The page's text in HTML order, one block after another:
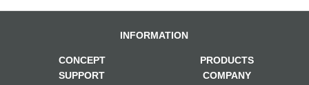
CONCEPT
PRODUCTS
SUPPORT
COMPANY
INFORMATION